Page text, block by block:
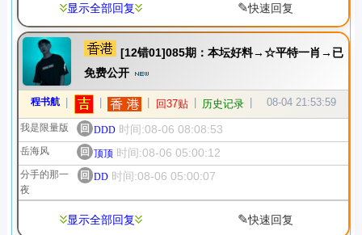
显示全部回复 ✎快速回复
[12错01]085期：本坛好料→☆平特一肖→已
免费公开
程书航 回37贴 历史记录 08-04 21:53:59
我是限量版 回 DDD 时间:08-06 08:08:53
岳海风 回 顶顶 时间:08-06 05:00:12
分手的那一
夜
回 DD 时间:08-06 05:00:07
显示全部回复 ✎快速回复